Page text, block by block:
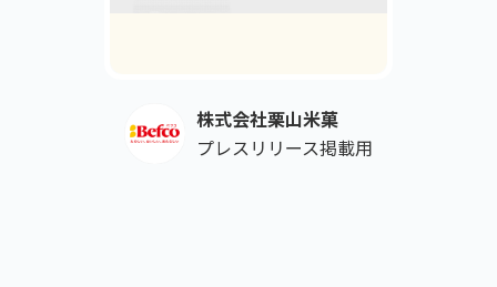
株式会社栗山米菓
プレスリリース掲載用